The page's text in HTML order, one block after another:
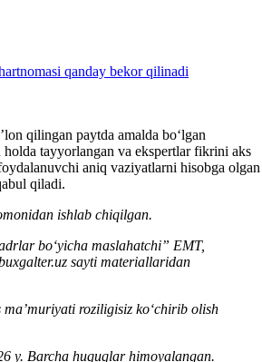
qanday bekor qilinadi
qilingan paytda amalda boʻlgan
tayyorlangan va ekspertlar fikrini aks
aniq vaziyatlarni hisobga olgan
qiladi.
ishlab chiqilgan.
boʻyicha maslahatchi” EMT,
sayti materiallaridan
roziligisiz koʻchirib olish
y. Barcha huquqlar himoyalangan.